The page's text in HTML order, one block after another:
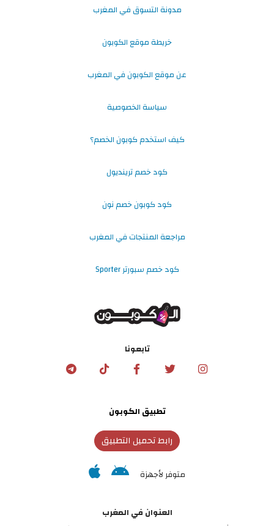
مدونة التسوق في المغرب
خريطة موقع الكوبون
عن موقع الكوبون في المغرب
سياسة الخصوصية
كيف استخدم كوبون الخصم؟
كود خصم ترينديول
كود كوبون خصم نون
مراجعة المنتجات في المغرب
كود خصم سبورتر Sporter
تابعونا
تطبيق الكوبون
رابط تحميل التطبيق
متوفر لأجهزة
العنوان في المغرب